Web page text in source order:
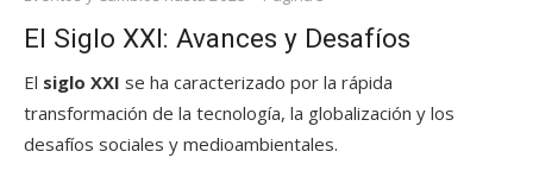
El Siglo XXI: Avances y Desafíos
El siglo XXI se ha caracterizado por la rápida
transformación de la tecnología, la globalización y los
desafíos sociales y medioambientales.